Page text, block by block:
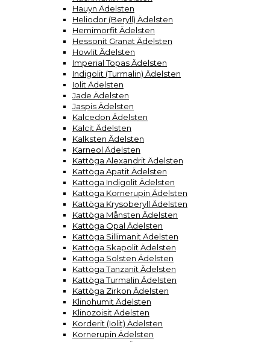
Hauyn Ädelsten
Heliodor (Beryll) Ädelsten
Hemimorfit Ädelsten
Hessonit Granat Ädelsten
Howlit Ädelsten
Imperial Topas Ädelsten
Indigolit (Turmalin) Ädelsten
Iolit Ädelsten
Jade Ädelsten
Jaspis Ädelsten
Kalcedon Ädelsten
Kalcit Ädelsten
Kalksten Ädelsten
Karneol Ädelsten
Kattöga Alexandrit Ädelsten
Kattöga Apatit Ädelsten
Kattöga Indigolit Ädelsten
Kattöga Kornerupin Ädelsten
Kattöga Krysoberyll Ädelsten
Kattöga Månsten Ädelsten
Kattöga Opal Ädelsten
Kattöga Sillimanit Ädelsten
Kattöga Skapolit Ädelsten
Kattöga Solsten Ädelsten
Kattöga Tanzanit Ädelsten
Kattöga Turmalin Ädelsten
Kattöga Zirkon Ädelsten
Klinohumit Ädelsten
Klinozoisit Ädelsten
Korderit (Iolit) Ädelsten
Kornerupin Ädelsten